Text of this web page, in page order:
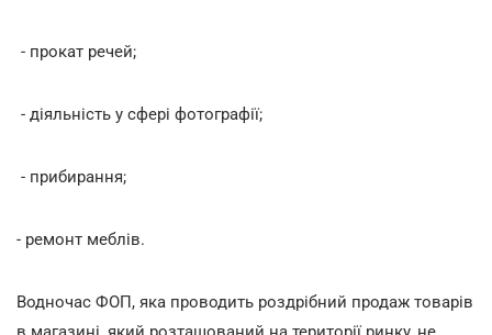
- прокат речей;
- діяльність у сфері фотографії;
- прибирання;
- ремонт меблів.
Водночас ФОП, яка проводить роздрібний продаж товарів